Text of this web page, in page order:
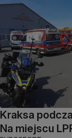
Kraksa
Na miejscu